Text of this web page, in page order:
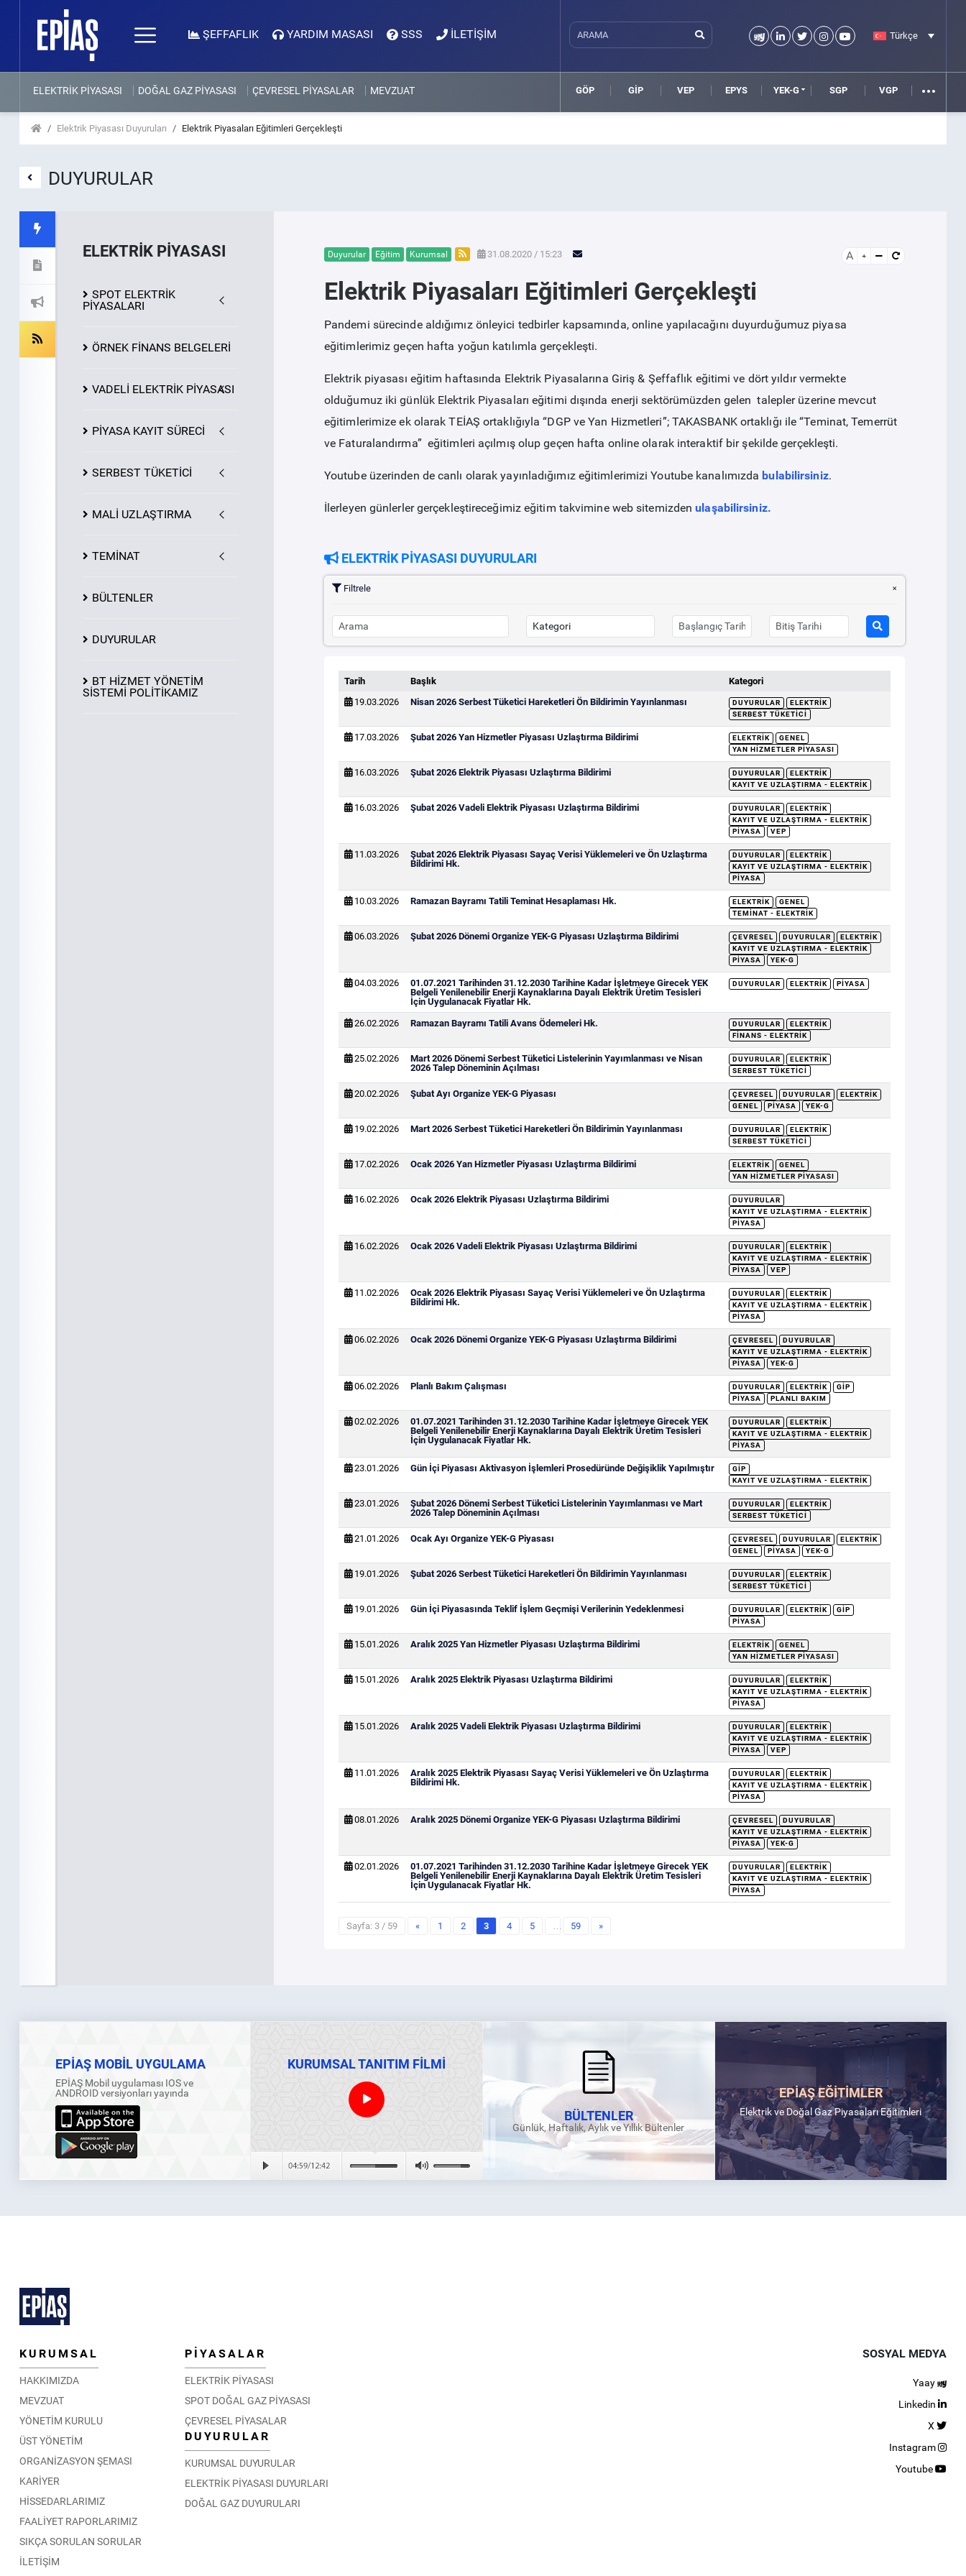
ŞEFFAFLIK YARDIM MASASI SSS İLETİŞİM Türkçe
ELEKTRİK PİYASASI DOĞAL GAZ PİYASASI ÇEVRESEL PİYASALAR MEVZUAT GÖP GİP VEP EPYS YEK-G SGP VGP
Elektrik Piyasası Duyuruları Elektrik Piyasaları Eğitimleri Gerçekleşti
DUYURULAR
ELEKTRİK PİYASASI
SPOT ELEKTRİK
PİYASALARI
ÖRNEK FİNANS BELGELERİ
VADELİ ELEKTRİK PİYASASI
PİYASAKAYIT SÜRECİ
SERBEST TÜKETİCİ
MALİ UZLAŞTIRMA
TEMİNAT
BÜLTENLER
DUYURULAR
BT HİZMET YÖNETİM
SİSTEMİ POLİTİKAMIZ
Duyurular Eğitim Kurumsal 31.08.2020 / 15:23 A
Elektrik Piyasaları Eğitimleri Gerçekleşti
Pandemi sürecinde aldığımız önleyici tedbirler kapsamında, online yapılacağını duyurduğumuz piyasa
eğitimlerimiz geçen hafta yoğun katılımla gerçekleşti.
Elektrik piyasası eğitim haftasında Elektrik Piyasalarına Giriş & Şeffaflık eğitimi ve dört yıldır vermekte
olduğumuz iki günlük Elektrik Piyasaları eğitimi dışında enerji sektörümüzden gelen talepler üzerine mevcut
eğitimlerimize ek olarak TEİAŞ ortaklığıyla “DGP ve Yan Hizmetleri”; TAKASBANK ortaklığı ile “Teminat, Temerrüt
ve Faturalandırma” eğitimleri açılmış olup geçen hafta online olarak interaktif bir şekilde gerçekleşti.
Youtube üzerinden de canlı olarak yayınladığımız eğitimlerimizi Youtube kanalımızdabulabilirsiniz.
İlerleyen günlerler gerçekleştireceğimiz eğitim takvimine web sitemizdenulaşabilirsiniz.
ELEKTRİK PİYASASI DUYURULARI
Filtrele
Tarih Başlık
Kategori
19.03.2026
Nisan 2026 Serbest Tüketici Hareketleri Ön Bildirimin Yayınlanması DUYURULAR
ELEKTRIK
SERBEST TÜKETICI
17.03.2026 Şubat 2026 Yan Hizmetler Piyasası Uzlaştırma Bildirimi ELEKTRIK
GENEL
YAN HIZMETLER PIYASASI
16.03.2026 Şubat 2026 Elektrik Piyasası Uzlaştırma Bildirimi DUYURULAR
ELEKTRIK
KAYIT VE UZLAŞTIRMA - ELEKTRIK
16.03.2026 Şubat 2026 Vadeli Elektrik Piyasası Uzlaştırma Bildirimi DUYURULAR
ELEKTRIK
KAYIT VE UZLAŞTIRMA - ELEKTRIK
PIYASA
VEP
11.03.2026
Şubat 2026 Elektrik Piyasası Sayaç Verisi Yüklemeleri ve Ön Uzlaştırma
Bildirimi Hk.
DUYURULAR
ELEKTRIK
KAYIT VE UZLAŞTIRMA - ELEKTRIK
PIYASA
10.03.2026 Ramazan Bayramı Tatili Teminat Hesaplaması Hk. ELEKTRIK
GENEL
TEMINAT - ELEKTRIK
06.03.2026 Şubat 2026 Dönemi Organize YEK-G Piyasası Uzlaştırma Bildirimi ÇEVRESEL DUYURULAR
ELEKTRIK
KAYIT VE UZLAŞTIRMA - ELEKTRIK
PIYASA
YEK-G
04.03.2026
01.07.2021 Tarihinden 31.12.2030 Tarihine Kadar İşletmeye Girecek YEK
Belgeli Yenilenebilir Enerji Kaynaklarına Dayalı Elektrik Üretim Tesisleri
İçin Uygulanacak Fiyatlar Hk.
DUYURULAR ELEKTRIK PIYASA
26.02.2026 Ramazan Bayramı Tatili Avans Ödemeleri Hk. DUYURULAR
ELEKTRIK
FINANS - ELEKTRIK
25.02.2026
Mart 2026 Dönemi Serbest Tüketici Listelerinin Yayımlanması ve Nisan
2026 Talep Döneminin Açılması
DUYURULAR
ELEKTRIK
SERBEST TÜKETICI
20.02.2026 Şubat Ayı Organize YEK-G Piyasası ÇEVRESEL DUYURULAR
ELEKTRIK
GENEL
PIYASA YEK-G
19.02.2026 Mart 2026 Serbest Tüketici Hareketleri Ön Bildirimin Yayınlanması DUYURULAR
ELEKTRIK
SERBEST TÜKETICI
17.02.2026 Ocak 2026 Yan Hizmetler Piyasası Uzlaştırma Bildirimi ELEKTRIK
GENEL
YAN HIZMETLER PIYASASI
16.02.2026 Ocak 2026 Elektrik Piyasası Uzlaştırma Bildirimi
DUYURULAR
KAYIT VE UZLAŞTIRMA - ELEKTRIK
PIYASA
16.02.2026 Ocak 2026 Vadeli Elektrik Piyasası Uzlaştırma Bildirimi DUYURULAR
ELEKTRIK
KAYIT VE UZLAŞTIRMA - ELEKTRIK
PIYASA
VEP
11.02.2026
Ocak 2026 Elektrik Piyasası Sayaç Verisi Yüklemeleri ve Ön Uzlaştırma
Bildirimi Hk.
DUYURULAR
ELEKTRIK
KAYIT VE UZLAŞTIRMA - ELEKTRIK
PIYASA
06.02.2026 Ocak 2026 Dönemi Organize YEK-G Piyasası Uzlaştırma Bildirimi ÇEVRESEL
DUYURULAR
KAYIT VE UZLAŞTIRMA - ELEKTRIK
PIYASA
YEK-G
06.02.2026 Planlı Bakım Çalışması DUYURULAR ELEKTRIK
GİP
PIYASA
PLANLI BAKIM
02.02.2026
01.07.2021 Tarihinden 31.12.2030 Tarihine Kadar İşletmeye Girecek YEK
Belgeli Yenilenebilir Enerji Kaynaklarına Dayalı Elektrik Üretim Tesisleri
İçin Uygulanacak Fiyatlar Hk.
DUYURULAR
ELEKTRIK
KAYIT VE UZLAŞTIRMA - ELEKTRIK
PIYASA
23.01.2026 Gün İçi Piyasası Aktivasyon İşlemleri Prosedüründe Değişiklik Yapılmıştır
GİP
KAYIT VE UZLAŞTIRMA - ELEKTRIK
23.01.2026
Şubat 2026 Dönemi Serbest Tüketici Listelerinin Yayımlanması ve Mart
2026 Talep Döneminin Açılması
DUYURULAR
ELEKTRIK
SERBEST TÜKETICI
21.01.2026 Ocak Ayı Organize YEK-G Piyasası ÇEVRESEL DUYURULAR
ELEKTRIK
GENEL
PIYASA YEK-G
19.01.2026 Şubat 2026 Serbest Tüketici Hareketleri Ön Bildirimin Yayınlanması DUYURULAR
ELEKTRIK
SERBEST TÜKETICI
19.01.2026 Gün İçi Piyasasında Teklif İşlem Geçmişi Verilerinin Yedeklenmesi DUYURULAR ELEKTRIK
GİP
PIYASA
15.01.2026 Aralık 2025 Yan Hizmetler Piyasası Uzlaştırma Bildirimi ELEKTRIK
GENEL
YAN HIZMETLER PIYASASI
15.01.2026 Aralık 2025 Elektrik Piyasası Uzlaştırma Bildirimi DUYURULAR
ELEKTRIK
KAYIT VE UZLAŞTIRMA - ELEKTRIK
PIYASA
15.01.2026 Aralık 2025 Vadeli Elektrik Piyasası Uzlaştırma Bildirimi DUYURULAR
ELEKTRIK
KAYIT VE UZLAŞTIRMA - ELEKTRIK
PIYASA
VEP
11.01.2026
Aralık 2025 Elektrik Piyasası Sayaç Verisi Yüklemeleri ve Ön Uzlaştırma
Bildirimi Hk.
DUYURULAR
ELEKTRIK
KAYIT VE UZLAŞTIRMA - ELEKTRIK
PIYASA
08.01.2026 Aralık 2025 Dönemi Organize YEK-G Piyasası Uzlaştırma Bildirimi ÇEVRESEL
DUYURULAR
KAYIT VE UZLAŞTIRMA - ELEKTRIK
PIYASA
YEK-G
02.01.2026
01.07.2021 Tarihinden 31.12.2030 Tarihine Kadar İşletmeye Girecek YEK
Belgeli Yenilenebilir Enerji Kaynaklarına Dayalı Elektrik Üretim Tesisleri
İçin Uygulanacak Fiyatlar Hk.
DUYURULAR
ELEKTRIK
KAYIT VE UZLAŞTIRMA - ELEKTRIK
PIYASA
Sayfa: 3 / 59 « 1 2 3 4 5 … 59 »
EPİAŞ MOBİL UYGULAMA
EPİAŞ Mobil uygulaması IOS ve
ANDROID versiyonları yayında
KURUMSAL TANITIM FİLMİ
BÜLTENLER
Günlük, Haftalık, Aylık ve Yıllık Bültenler
EPİAŞ EĞİTİMLER
Elektrik ve Doğal Gaz Piyasaları Eğitimleri
KURUMSAL
HAKKIMIZDA
MEVZUAT
YÖNETİM KURULU
ÜST YÖNETİM
ORGANİZASYON ŞEMASI
KARİYER
HİSSEDARLARIMIZ
FAALİYET RAPORLARIMIZ
SIKÇA SORULAN SORULAR
İLETİŞİM
PİYASALAR
ELEKTRİK PİYASASI
SPOT DOĞAL GAZ PİYASASI
ÇEVRESEL PİYASALAR
DUYURULAR
KURUMSAL DUYURULAR
ELEKTRİK PİYASASI DUYURLARI
DOĞAL GAZ DUYURULARI
SOSYAL MEDYA
Yaay
Linkedin
X
Instagram
Youtube